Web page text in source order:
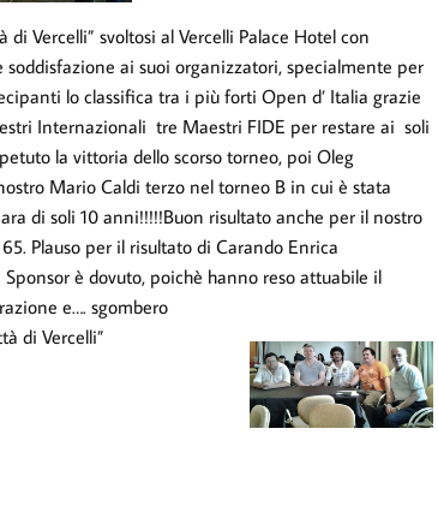
Vercelli” svoltosi al Vercelli Palace Hotel con
ai suoi organizzatori, specialmente per
lo classifica tra i più forti Open d’ Italia grazie
Internazionali tre Maestri FIDE per restare ai soli
la vittoria dello scorso torneo, poi Oleg
Mario Caldi terzo nel torneo B in cui è stata
di soli 10 anni!!!!!Buon risultato anche per il nostro
Plauso per il risultato di Carando Enrica
è dovuto, poichè hanno reso attuabile il
e…. sgombero
di Vercelli”